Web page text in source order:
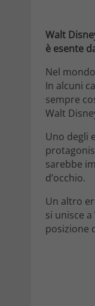
Walt
è esente
Nel
In alcuni
sempre
Walt
Uno degli
sarebbe
d’occhio.
Un altro
si unisce
posizione